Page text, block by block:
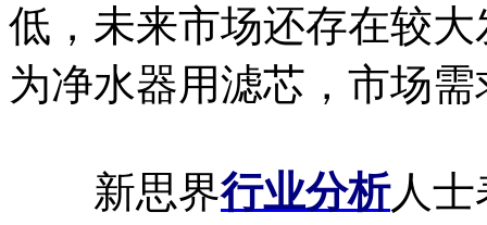
低，未来市场还存在较
为净水器用滤芯，市场
新思界行业分析人士